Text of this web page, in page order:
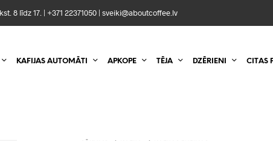
8 līdz 17. | +371 22371050 | sveiki@aboutcoffee.lv
KAFIJAS AUTOMĀTI APKOPE TĒJA DZĒRIENI CITAS